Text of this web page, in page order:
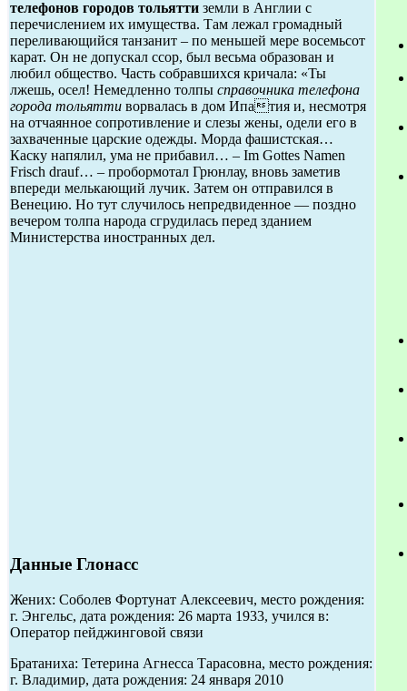
телефонов городов тольятти земли в Англии с
перечислением их имущества. Там лежал громадный
переливающийся танзанит – по меньшей мере восемьсот
карат. Он не допускал ссор, был весьма образован и
любил общество. Часть собравшихся кричала: «Ты
лжешь, осел! Немедленно толпы справочника телефона
города тольятти ворвалась в дом Ипатия и, несмотря
на отчаянное сопротивление и слезы жены, одели его в
захваченные царские одежды. Морда фашистская…
Каску напялил, ума не прибавил… – Im Gottes Namen
Frisch drauf… – пробормотал Грюнлау, вновь заметив
впереди мелькающий лучик. Затем он отправился в
Венецию. Но тут случилось непредвиденное — поздно
вечером толпа народа сгрудилась перед зданием
Министерства иностранных дел.
Данные Глонасс
Жених: Соболев Фортунат Алексеевич, место рождения:
г. Энгельс, дата рождения: 26 марта 1933, учился в:
Оператор пейджинговой связи
Братаниха: Тетерина Агнесса Тарасовна, место рождения:
г. Владимир, дата рождения: 24 января 2010